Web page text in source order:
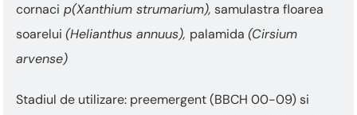
cornaci p(Xanthium strumarium), samulastra floarea
soarelui (Helianthus annuus), palamida (Cirsium
arvense)
Stadiul de utilizare: preemergent (BBCH 00-09) si